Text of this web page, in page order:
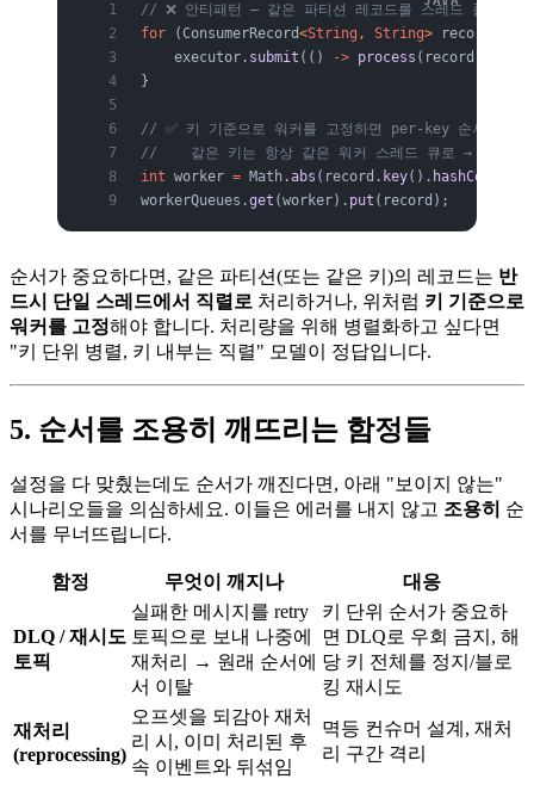
// ❌ 안티패턴 — 같은 파티션 레코드를 스레드 풀에 무
for (ConsumerRecord<String , String> record
    executor.
submit (() -> process (record));
}
// ✅ 키 기준으로 워커를 고정하면 per-key 순서 유지
//    같은 키는 항상 같은 워커 스레드 큐로 → 직렬 처
int worker = Math.abs (record. key(). hashCode
workerQueues.get (worker). put (record);
순서가 중요하다면, 같은 파티션(또는 같은 키)의 레코드는 반
드시 단일 스레드에서 직렬로 처리하거나, 위처럼 키 기준으로
워커를 고정해야 합니다. 처리량을 위해 병렬화하고 싶다면
"키 단위 병렬, 키 내부는 직렬" 모델이 정답입니다.
5. 순서를 조용히 깨뜨리는 함정들
설정을 다 맞췄는데도 순서가 깨진다면, 아래 "보이지 않는"
시나리오들을 의심하세요. 이들은 에러를 내지 않고 조용히 순
서를 무너뜨립니다.
함정 무엇이 깨지나 대응
DLQ / 재시도
토픽
실패한 메시지를 retry
토픽으로 보내 나중에
재처리 → 원래 순서에
서 이탈
키 단위 순서가 중요하
면 DLQ로 우회 금지, 해
당 키 전체를 정지/블로
킹 재시도
재처리
(reprocessing)
오프셋을 되감아 재처
리 시, 이미 처리된 후
속 이벤트와 뒤섞임
멱등 컨슈머 설계, 재처
리 구간 격리